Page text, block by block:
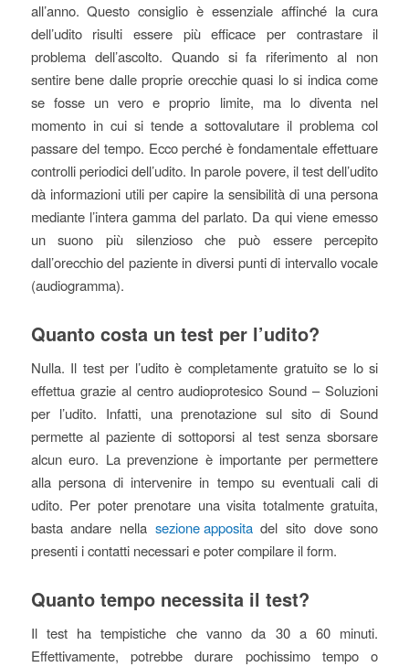
all’anno. Questo consiglio è essenziale affinché la cura
dell’udito risulti essere più efficace per contrastare il
problema dell’ascolto. Quando si fa riferimento al non
sentire bene dalle proprie orecchie quasi lo si indica come
se fosse un vero e proprio limite, ma lo diventa nel
momento in cui si tende a sottovalutare il problema col
passare del tempo. Ecco perché è fondamentale effettuare
controlli periodici dell’udito. In parole povere, il test dell’udito
dà informazioni utili per capire la sensibilità di una persona
mediante l’intera gamma del parlato. Da qui viene emesso
un suono più silenzioso che può essere percepito
dall’orecchio del paziente in diversi punti di intervallo vocale
(audiogramma).
Quanto costa un test per l’udito?
Nulla. Il test per l’udito è completamente gratuito se lo si
effettua grazie al centro audioprotesico Sound – Soluzioni
per l’udito. Infatti, una prenotazione sul sito di Sound
permette al paziente di sottoporsi al test senza sborsare
alcun euro. La prevenzione è importante per permettere
alla persona di intervenire in tempo su eventuali cali di
udito. Per poter prenotare una visita totalmente gratuita,
basta andare nella sezione appositadel sito dove sono
presenti i contatti necessari e poter compilare il form.
Quanto tempo necessita il test?
Il test ha tempistiche che vanno da 30 a 60 minuti.
Effettivamente, potrebbe durare pochissimo tempo o